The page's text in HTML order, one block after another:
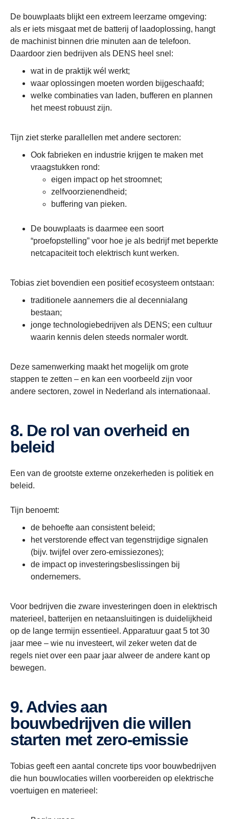
De bouwplaats blijkt een extreem leerzame omgeving:
als er iets misgaat met de batterij of laadoplossing, hangt
de machinist binnen drie minuten aan de telefoon.
Daardoor zien bedrijven als DENS heel snel:
wat in de praktijk wél werkt;
waar oplossingen moeten worden bijgeschaafd;
welke combinaties van laden, bufferen en plannen
het meest robuust zijn.
Tijn ziet sterke parallellen met andere sectoren:
Ook fabrieken en industrie krijgen te maken met
vraagstukken rond:
eigen impact op het stroomnet;
zelfvoorzienendheid;
buffering van pieken.
De bouwplaats is daarmee een soort
“proefopstelling” voor hoe je als bedrijf met beperkte
netcapaciteit toch elektrisch kunt werken.
Tobias ziet bovendien een positief ecosysteem ontstaan:
traditionele aannemers die al decennialang
bestaan;
jonge technologiebedrijven als DENS; een cultuur
waarin kennis delen steeds normaler wordt.
Deze samenwerking maakt het mogelijk om grote
stappen te zetten – en kan een voorbeeld zijn voor
andere sectoren, zowel in Nederland als internationaal.
8. De rol van overheid en
beleid
Een van de grootste externe onzekerheden is politiek en
beleid.
Tijn benoemt:
de behoefte aan consistent beleid;
het verstorende effect van tegenstrijdige signalen
(bijv. twijfel over zero-emissiezones);
de impact op investeringsbeslissingen bij
ondernemers.
Voor bedrijven die zware investeringen doen in elektrisch
materieel, batterijen en netaansluitingen is duidelijkheid
op de lange termijn essentieel. Apparatuur gaat 5 tot 30
jaar mee – wie nu investeert, wil zeker weten dat de
regels niet over een paar jaar alweer de andere kant op
bewegen.
9. Advies aan
bouwbedrijven die willen
starten met zero-emissie
Tobias geeft een aantal concrete tips voor bouwbedrijven
die hun bouwlocaties willen voorbereiden op elektrische
voertuigen en materieel: